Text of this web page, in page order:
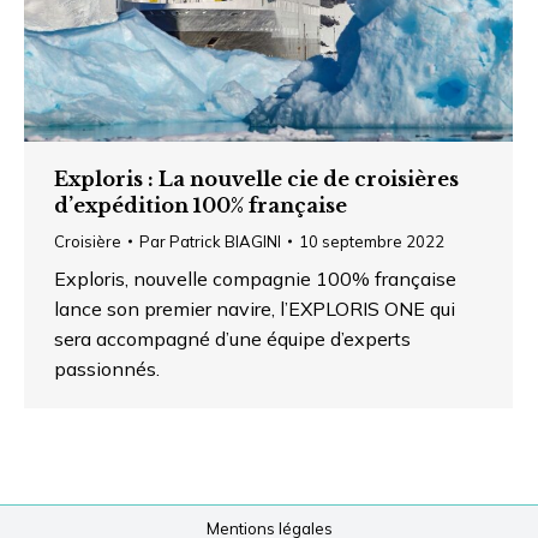
Exploris : La nouvelle cie de croisières
d’expédition 100% française
Croisière ParPatrick BIAGINI 10 septembre 2022
Exploris, nouvelle compagnie 100% française
lance son premier navire, l’EXPLORIS ONE qui
sera accompagné d’une équipe d’experts
passionnés.
Mentions légales